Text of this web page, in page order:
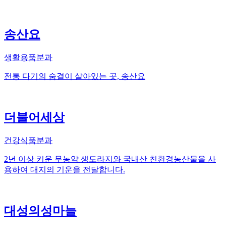
송산요
생활용품분과
전통 다기의 숨결이 살아있는 곳, 송산요
더불어세상
건강식품분과
2년 이상 키운 무농약 생도라지와 국내산 친환경농산물을 사
용하여 대지의 기운을 전달합니다.
대성의성마늘